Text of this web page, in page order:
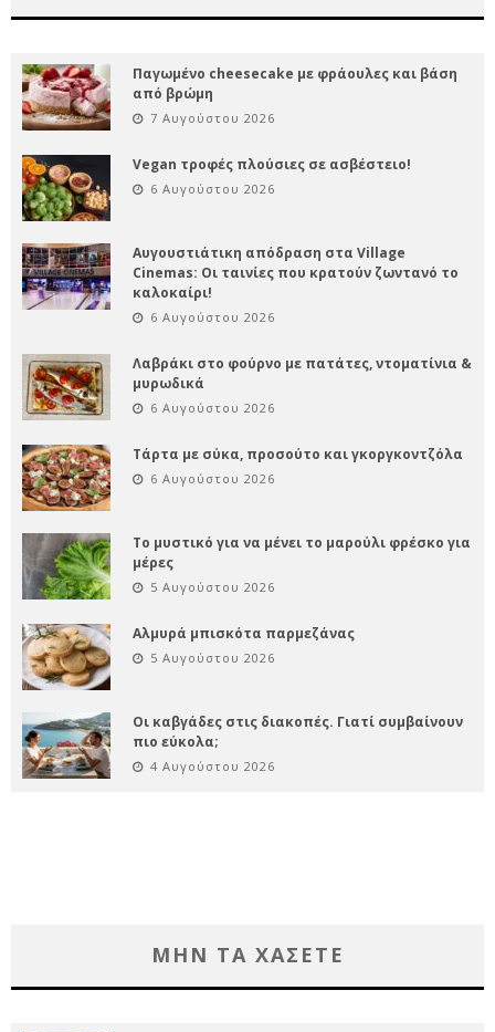
Παγωμένο cheesecake με φράουλες και βάση
από βρώμη
7 Αυγούστου 2026
Vegan τροφές πλούσιες σε ασβέστειο!
6 Αυγούστου 2026
Αυγουστιάτικη απόδραση στα Village
Cinemas: Οι ταινίες που κρατούν ζωντανό το
καλοκαίρι!
6 Αυγούστου 2026
Λαβράκι στο φούρνο με πατάτες, ντοματίνια &
μυρωδικά
6 Αυγούστου 2026
Τάρτα με σύκα, προσούτο και γκοργκοντζόλα
6 Αυγούστου 2026
Το μυστικό για να μένει το μαρούλι φρέσκο για
μέρες
5 Αυγούστου 2026
Αλμυρά μπισκότα παρμεζάνας
5 Αυγούστου 2026
Οι καβγάδες στις διακοπές. Γιατί συμβαίνουν
πιο εύκολα;
4 Αυγούστου 2026
ΜΗΝ ΤΑ ΧΑΣΕΤΕ